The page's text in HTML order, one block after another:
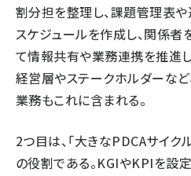
割分担を整理し、課題管理表
スケジュールを作成し、関係
て情報共有や業務連携を推進
経営層やステークホルダーなど
業務もこれに含まれる。
2つ目は、「大きなPDCAサイク
の役割である。KGIやKPIを設